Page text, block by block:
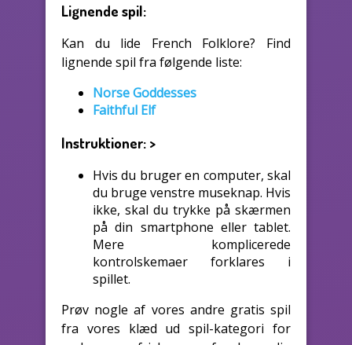
Lignende spil:
Kan du lide French Folklore? Find
lignende spil fra følgende liste:
Norse Goddesses
Faithful Elf
Instruktioner: >
Hvis du bruger en computer, skal
du bruge venstre museknap. Hvis
ikke, skal du trykke på skærmen
på din smartphone eller tablet.
Mere komplicerede
kontrolskemaer forklares i
spillet.
Prøv nogle af vores andre gratis spil
fra vores klæd ud spil-kategori for